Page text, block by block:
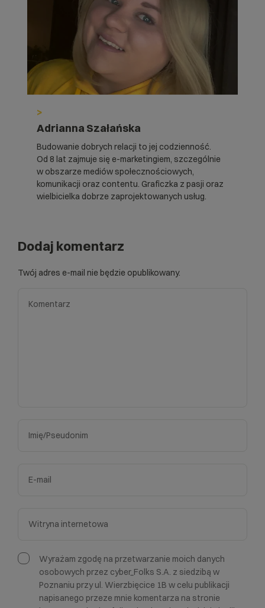
>
Adrianna Szałańska
Budowanie dobrych relacji to jej codzienność.
Od 8 lat zajmuje się e-marketingiem, szczególnie
w obszarze mediów społecznościowych,
komunikacji oraz contentu. Graficzka z pasji oraz
wielbicielka dobrze zaprojektowanych usług.
Dodaj komentarz
Twój adres e-mail nie będzie opublikowany.
Wyrażam zgodę na przetwarzanie moich danych
osobowych przez cyber_Folks S.A. z siedzibą w
Poznaniu przy ul. Wierzbięcice 1B w celu publikacji
napisanego przeze mnie komentarza na stronie